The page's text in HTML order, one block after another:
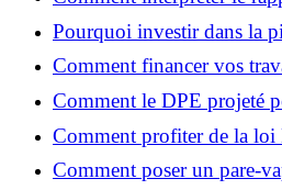
en retenir l'essentiel ?
Pourquoi investir dans la
un choix sûr ?
Comment financer vos
aides, prêts et solutions
Comment le DPE projeté
valoriser votre bien ?
Comment profiter de la loi
investir dans l'ancien et
Comment poser un pare-